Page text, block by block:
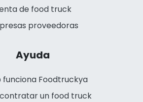
de food truck
proveedoras
Ayuda
funciona Foodtruckya
un food truck